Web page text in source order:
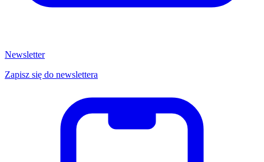
Newsletter
Zapisz się do newslettera